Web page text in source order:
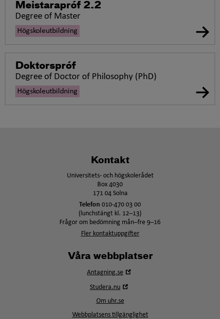
Meistarapróf 2.2
Degree of Master
Högskoleutbildning
Doktorspróf
Degree of Doctor of Philosophy (PhD)
Högskoleutbildning
Kontakt
Universitets- och högskolerådet
Box 4030
171 04 Solna
Telefon 010-470 03 00
(lunchstängt kl. 12–13)
Frågor om bedömning mån–fre 9–16
Fler kontaktuppgifter
Våra webbplatser
Antagning.se
Studera.nu
fönster
Om uhr.se
Webbplatsens tillgänglighet